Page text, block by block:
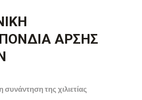
ΑΡΣΗΣ
της χιλιετίας